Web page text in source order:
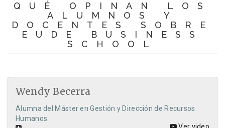
QUÉ OPINAN LOS
ALUMNOS Y
DOCENTES SOBRE
EUDE BUSINESS
SCHOOL
Wendy Becerra
Alumna del Máster en Gestión y Dirección de Recursos
Humanos.